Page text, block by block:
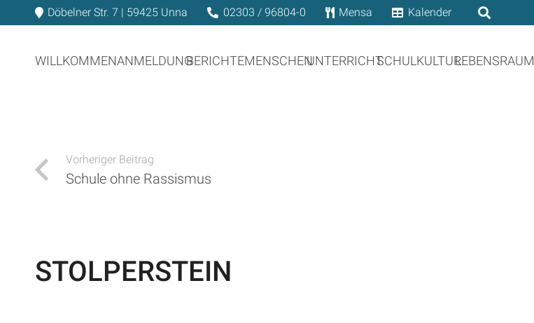
Döbelner Str. 7 | 59425 Unna 02303 / 96804-0 Mensa Kalender
WILLKOMMENANMELDUNGBERICHTEMENSCHENUNTERRICHTSCHULKULTURLEBENSRAUM
Vorheriger Beitrag
Schule ohne Rassismus
STOLPERSTEIN